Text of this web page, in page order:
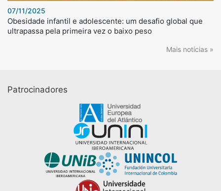
07/11/2025
Obesidade infantil e adolescente: um desafio global que
ultrapassa pela primeira vez o baixo peso
Mais notícias »
Patrocinadores